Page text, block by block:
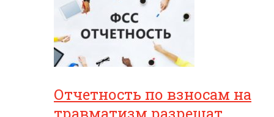
Отчетность по взносам на